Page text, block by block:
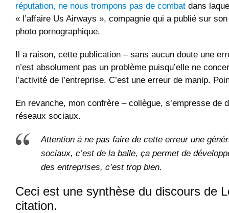
réputation, ne nous trompons pas de combat dans
« l’affaire Us Airways », compagnie qui a publié sur
photo pornographique.
Il a raison, cette publication – sans aucun doute une
n’est absolument pas un problème puisqu’elle ne
l’activité de l’entreprise. C’est une erreur de manip.
En revanche, mon confrère – collègue, s’empresse de
réseaux sociaux.
Attention à ne pas faire de cette erreur une
sociaux, c’est de la balle, ça permet de
des entreprises, c’est trop bien.
Ceci est une synthèse du discours de
citation.